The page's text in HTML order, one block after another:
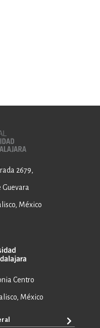
2679,
Guevara
México
Centro
México